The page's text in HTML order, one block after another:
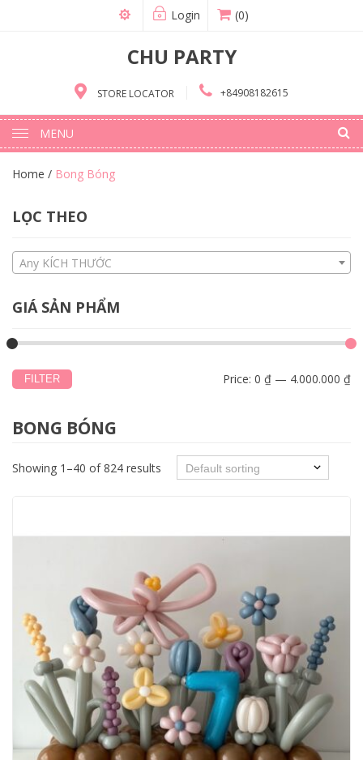
Login (0)
CHU PARTY
STORE LOCATOR +84908182615
MENU
Home / Bong Bóng
LỌC THEO
Any KÍCH THƯỚC
GIÁ SẢN PHẨM
FILTER Price: 0 ₫ — 4.000.000 ₫
BONG BÓNG
Showing 1–40 of 824 results